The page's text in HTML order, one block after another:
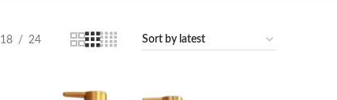
18 24